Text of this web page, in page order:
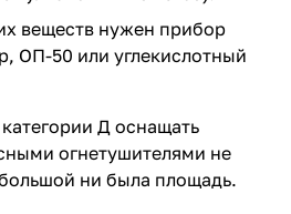
веществ нужен прибор
ОП-50 или углекислотный
Д оснащать
огнетушителями не
ни была площадь.